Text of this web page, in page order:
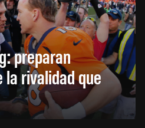
preparan
rivalidad que